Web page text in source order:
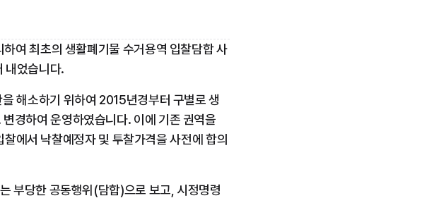
여 최초의 생활폐기물 수거용역 입찰담합 사
내었습니다.
해소하기 위하여 2015년경부터 구별로 생
경하여 운영하였습니다. 이에 기존 권역을
에서 낙찰예정자 및 투찰가격을 사전에 합의
부당한 공동행위(담합)으로 보고, 시정명령